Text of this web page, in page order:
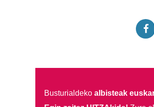
Busturialdeko albisteak